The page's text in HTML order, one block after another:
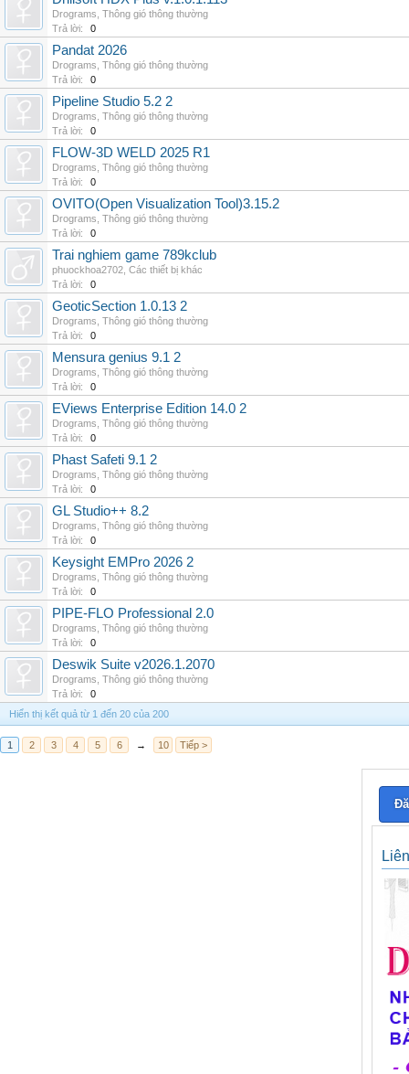
Drograms Thông gió thông thường
Trả lời:
0
Pandat 2026
Drograms Thông gió thông thường
Trả lời:
0
Pipeline Studio 5.2 2
Drograms Thông gió thông thường
Trả lời:
0
FLOW-3D WELD 2025 R1
Drograms Thông gió thông thường
Trả lời:
0
OVITO(Open Visualization Tool)3.15.2
Drograms Thông gió thông thường
Trả lời:
0
Trai nghiem game 789kclub
phuockhoa2702 Các thiết bị khác
Trả lời:
0
GeoticSection 1.0.13 2
Drograms Thông gió thông thường
Trả lời:
0
Mensura genius 9.1 2
Drograms Thông gió thông thường
Trả lời:
0
EViews Enterprise Edition 14.0 2
Drograms Thông gió thông thường
Trả lời:
0
Phast Safeti 9.1 2
Drograms Thông gió thông thường
Trả lời:
0
GL Studio++ 8.2
Drograms Thông gió thông thường
Trả lời:
0
Keysight EMPro 2026 2
Drograms Thông gió thông thường
Trả lời:
0
PIPE-FLO Professional 2.0
Drograms Thông gió thông thường
Trả lời:
0
Deswik Suite v2026.1.2070
Drograms Thông gió thông thường
Trả lời:
0
Hiển thị kết quả từ 1 đến 20 của 200
1 2 3 4 5 6 → 10 Tiếp >